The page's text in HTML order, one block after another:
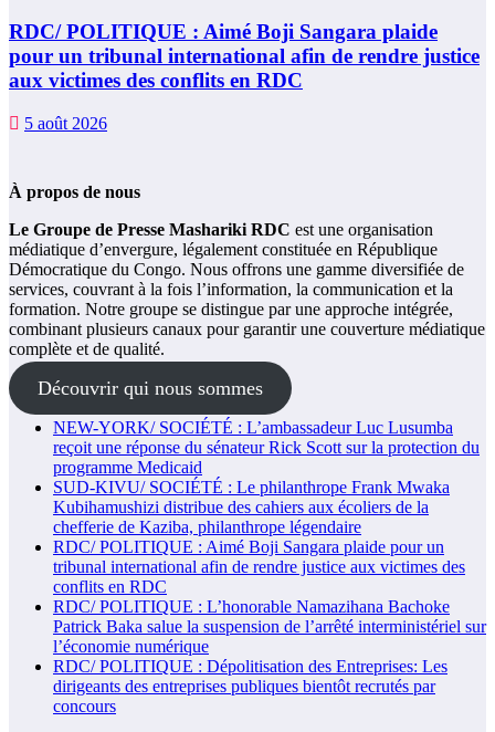
RDC/ POLITIQUE : Aimé Boji Sangara plaide
pour un tribunal international afin de rendre justice
aux victimes des conflits en RDC
5 août 2026
À propos de nous
Le Groupe de Presse Mashariki RDC est une organisation
médiatique d’envergure, légalement constituée en République
Démocratique du Congo. Nous offrons une gamme diversifiée de
services, couvrant à la fois l’information, la communication et la
formation. Notre groupe se distingue par une approche intégrée,
combinant plusieurs canaux pour garantir une couverture médiatique
complète et de qualité.
Découvrir qui nous sommes
NEW-YORK/ SOCIÉTÉ : L’ambassadeur Luc Lusumba
reçoit une réponse du sénateur Rick Scott sur la protection du
programme Medicaid
SUD-KIVU/ SOCIÉTÉ : Le philanthrope Frank Mwaka
Kubihamushizi distribue des cahiers aux écoliers de la
chefferie de Kaziba, philanthrope légendaire
RDC/ POLITIQUE : Aimé Boji Sangara plaide pour un
tribunal international afin de rendre justice aux victimes des
conflits en RDC
RDC/ POLITIQUE : L’honorable Namazihana Bachoke
Patrick Baka salue la suspension de l’arrêté interministériel sur
l’économie numérique
RDC/ POLITIQUE : Dépolitisation des Entreprises: Les
dirigeants des entreprises publiques bientôt recrutés par
concours